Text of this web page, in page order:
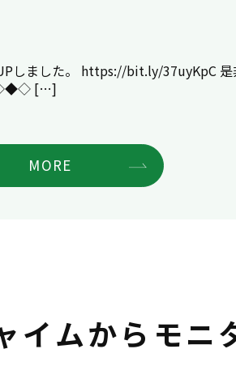
しました。 https://bit.ly/37uyKpC 是
[…]
MORE
イムからモニ